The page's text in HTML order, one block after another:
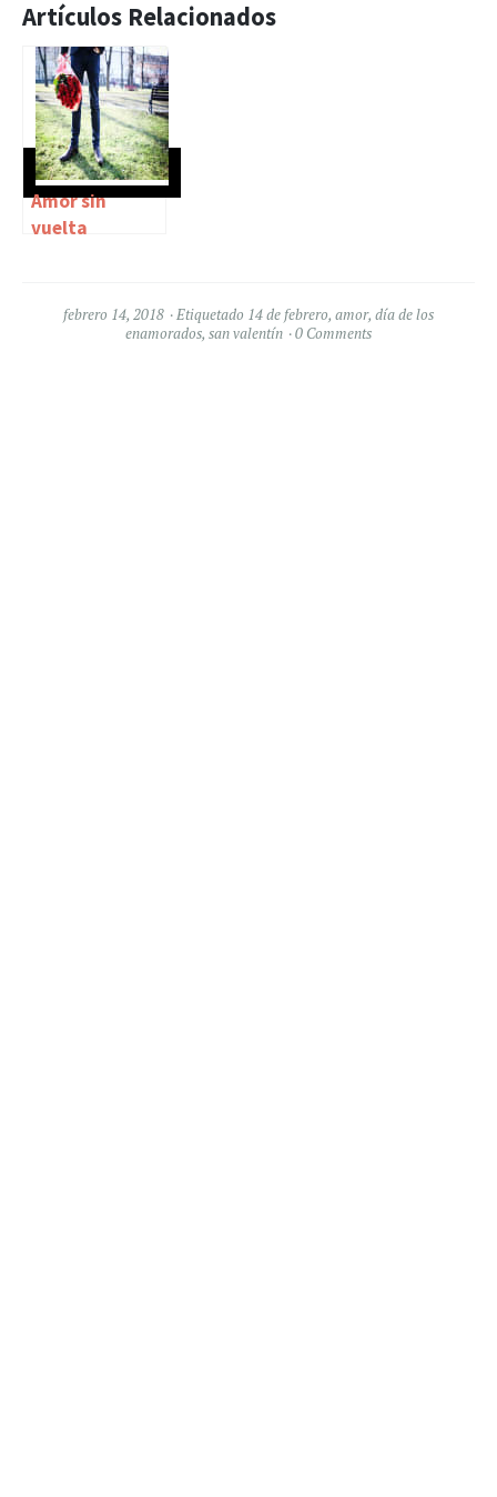
Artículos Relacionados
Amor sin
vuelta
febrero 14, 2018 Etiquetado 14 de febrero, amor, día de los
enamorados, san valentín 0 Comments